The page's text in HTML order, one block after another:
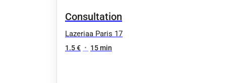
Consultation
Lazeriaa Paris 17
1.5 € • 15 min